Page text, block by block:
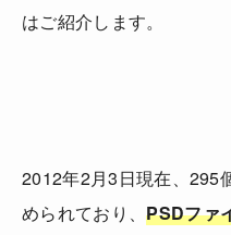
はご紹介します。
2012年2月3日現在、295
められており、PSDファ